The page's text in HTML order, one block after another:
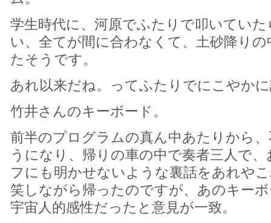
学生時代に、河原でふたりで叩いてい
い、全てが間に合わなくて、土砂降り
たそうです。
あれ以来だね。ってふたりでにこやか
竹井さんのキーボード。
前半のプログラムの真ん中あたりから
うになり、帰りの車の中で奏者三人で
フにも明かせないような裏話をあれや
笑しながら帰ったのですが、あのキー
宇宙人的感性だったと意見が一致。